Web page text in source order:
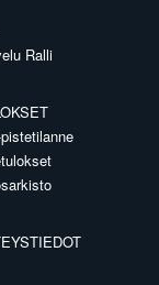
Ralli